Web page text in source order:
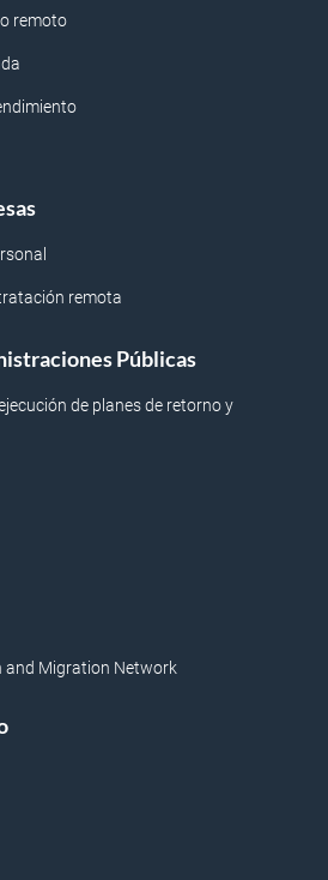
remoto
remota
Públicas
de planes de retorno y
and Migration Network